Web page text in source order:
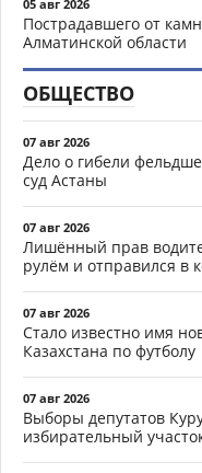
05 авг 2026
Пострадавшего от
Алматинской области
ОБЩЕСТВО
07 авг 2026
Дело о гибели
суд Астаны
07 авг 2026
Лишённый прав
рулём и отправился в
07 авг 2026
Стало известно имя
Казахстана по футболу
07 авг 2026
Выборы депутатов
избирательный